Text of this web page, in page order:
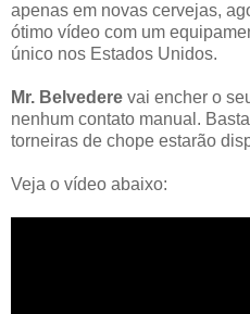
apenas em novas cervejas,
ótimo vídeo com um
único nos Estados Unidos.
Mr. Belvedere vai encher o
nenhum contato manual.
torneiras de chope estarão
Veja o vídeo abaixo: